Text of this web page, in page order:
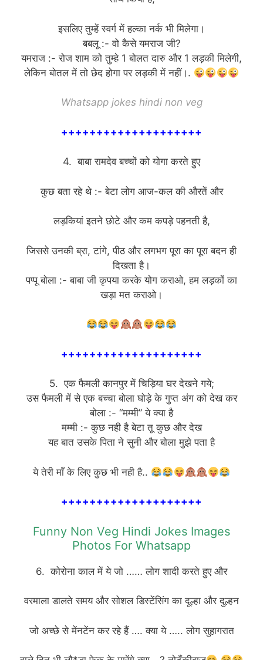
इसलिए तुम्हें स्वर्ग में हल्का नर्क भी मिलेगा।
बबलू :- वो कैसे यमराज जी?
यमराज :- रोज शाम को तुम्हे 1 बोलत दारु और 1 लड़की मिलेगी,
लेकिन बोतल में तो छेद होगा पर लड़की में नहीं।.
Whatsapp jokes hindi non veg
++++++++++++++++++++
4. बाबा रामदेव बच्चों को योगा करते हुए
कुछ बता रहे थे :- बेटा लोग आज-कल की औरतें और
लड़कियां इतने छोटे और कम कपड़े पहनती है,
जिससे उनकी ब्रा, टांगे, पीठ और लगभग पूरा का पूरा बदन ही
दिखता है।
पप्पू बोला :- बाबा जी कृपया करके योग कराओ, हम लड़कों का
खड़ा मत कराओ।
++++++++++++++++++++
5. एक फैमली कानपुर में चिड़िया घर देखने गये;
उस फैमली में से एक बच्चा बोला घोड़े के गुप्त अंग को देख कर
बोला :- “मम्मी” ये क्या है
मम्मी :- कुछ नही है बेटा तू कुछ और देख
यह बात उसके पिता ने सुनी और बोला मुझे पता है
ये तेरी माँ के लिए कुछ भी नही है..
++++++++++++++++++++
Funny Non Veg Hindi Jokes Images
Photos For Whatsapp
6. कोरोना काल में ये जो …… लोग शादी करते हुए और
वरमाला डालते समय और सोशल डिस्टेंसिंग का दूल्हा और दुल्हन
जो अच्छे से मेंनटेंन कर रहे हैं …. क्या ये ….. लोग सुहागरात